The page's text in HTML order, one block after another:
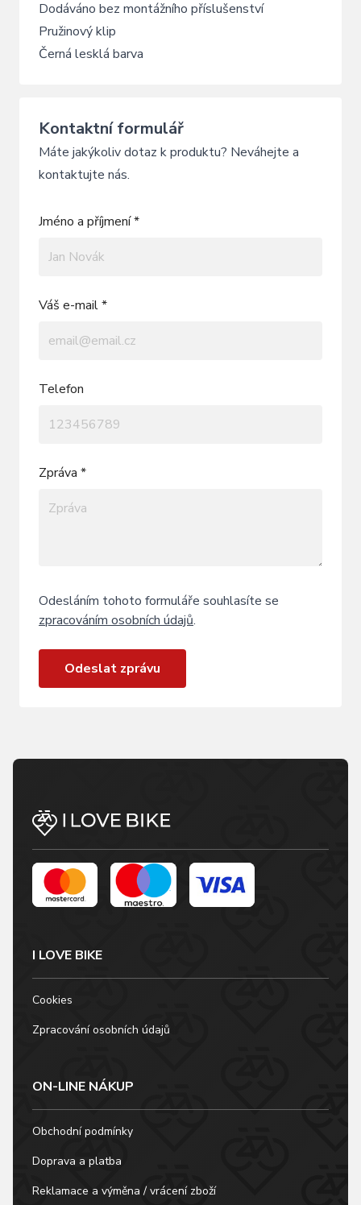
Dodáváno bez montážního příslušenství
Pružinový klip
Černá lesklá barva
Kontaktní formulář
Máte jakýkoliv dotaz k produktu? Neváhejte a
kontaktujte nás.
Jméno a příjmení *
Váš e-mail *
Telefon
Zpráva *
Odesláním tohoto formuláře souhlasíte se
zpracováním osobních údajů.
Odeslat zprávu
I LOVE BIKE
Cookies
Zpracování osobních údajů
ON-LINE NÁKUP
Obchodní podmínky
Doprava a platba
Reklamace a výměna / vrácení zboží